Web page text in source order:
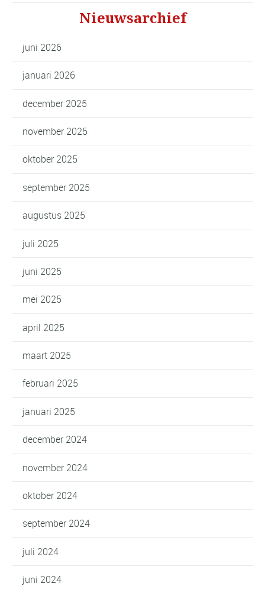
Nieuwsarchief
juni 2026
januari 2026
december 2025
november 2025
oktober 2025
september 2025
augustus 2025
juli 2025
juni 2025
mei 2025
april 2025
maart 2025
februari 2025
januari 2025
december 2024
november 2024
oktober 2024
september 2024
juli 2024
juni 2024